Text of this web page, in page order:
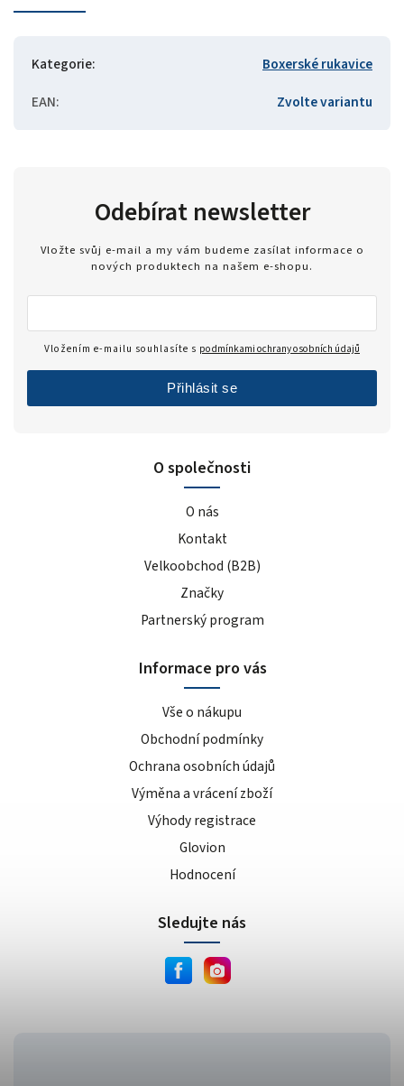
Kategorie:
Boxerské rukavice
EAN: Zvolte variantu
O společnosti
O nás
Kontakt
Velkoobchod (B2B)
Značky
Partnerský program
Informace pro vás
Vše o nákupu
Obchodní podmínky
Ochrana osobních údajů
Výměna a vrácení zboží
Výhody registrace
Glovion
Hodnocení
Odebírat newsletter
Vložte svůj e-mail a my vám budeme zasílat informace o
nových produktech na našem e-shopu.
Vložením e-mailu souhlasíte s podmínkami ochrany osobních údajů
Přihlásit se
Sledujte nás